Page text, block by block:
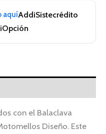
aquíAddiSistecrédito
con el Balaclava
Diseño. Este